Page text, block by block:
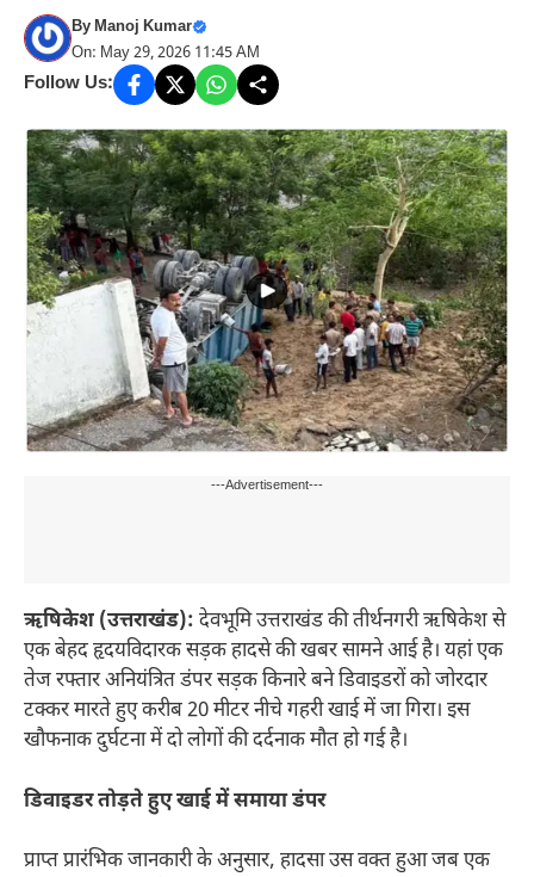
ByManoj Kumar
On: May 29, 2026 11:45 AM
Follow Us:
---Advertisement---
ऋषिकेश (उत्तराखंड): देवभूमि उत्तराखंड की तीर्थनगरी ऋषिकेश से
एक बेहद हृदयविदारक सड़क हादसे की खबर सामने आई है। यहां एक
तेज रफ्तार अनियंत्रित डंपर सड़क किनारे बने डिवाइडरों को जोरदार
टक्कर मारते हुए करीब 20 मीटर नीचे गहरी खाई में जा गिरा। इस
खौफनाक दुर्घटना में दो लोगों की दर्दनाक मौत हो गई है।
डिवाइडर तोड़ते हुए खाई में समाया डंपर
प्राप्त प्रारंभिक जानकारी के अनुसार, हादसा उस वक्त हुआ जब एक